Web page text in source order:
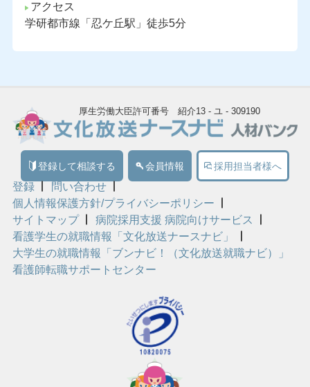
アクセス
学研都市線「忍ケ丘駅」徒歩5分
厚生労働大臣許可番号 紹介13 - ユ - 309190
登録して相談する 会員情報 採用担当者様へ
登録
問い合わせ
個人情報保護方針/プライバシーポリシー
サイトマップ
病院採用支援 病院向けサービス
看護学生の就職情報「文化放送ナースナビ」
大学生の就職情報「ブンナビ！（文化放送就職ナビ）」
看護師転職サポートセンター